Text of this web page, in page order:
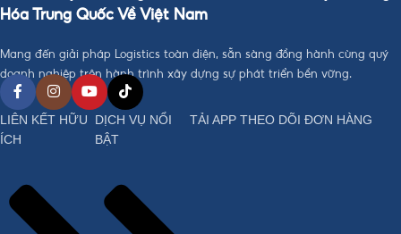
Hóa Trung Quốc Về Việt Nam
Mang đến giải pháp Logistics toàn diện, sẵn sàng đồng hành cùng quý
doanh nghiệp trên hành trình xây dựng sự phát triển bền vững.
LIÊN KẾT HỮU
ÍCH
DỊCH VỤ NỔI
BẬT
TẢI APP THEO DÕI ĐƠN HÀNG